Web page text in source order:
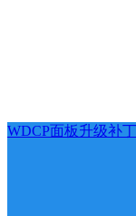
WDCP面板升级补